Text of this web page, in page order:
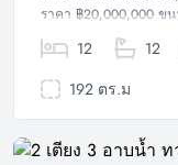
ราคา ฿20,000,000 ข
12 12
192 ตร.ม